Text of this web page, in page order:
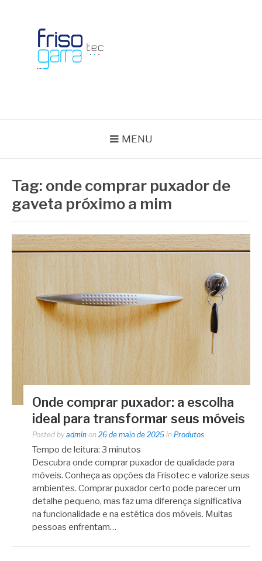
MENU
Tag: onde comprar puxador de
gaveta próximo a mim
Onde comprar puxador: a escolha
ideal para transformar seus móveis
Posted by admin on 26 de maio de 2025 in Produtos
Tempo de leitura: 3 minutos
Descubra onde comprar puxador de qualidade para
móveis. Conheça as opções da Frisotec e valorize seus
ambientes. Comprar puxador certo pode parecer um
detalhe pequeno, mas faz uma diferença significativa
na funcionalidade e na estética dos móveis. Muitas
pessoas enfrentam…